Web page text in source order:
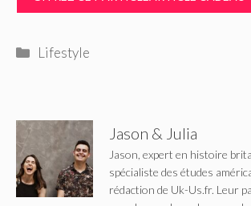
Catégories
Lifestyle
Jason & Julia
Jason, expert en histoire
spécialiste des études
rédaction de Uk-Us.fr. Leur